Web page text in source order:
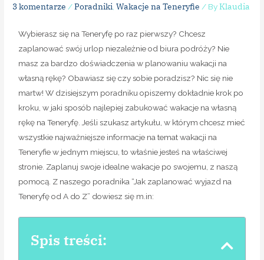
3 komentarze /Poradniki ,Wakacje na Teneryfie / ByKlaudia
Wybierasz się na Teneryfę po raz pierwszy? Chcesz
zaplanować swój urlop niezależnie od biura podróży? Nie
masz za bardzo doświadczenia w planowaniu wakacji na
własną rękę? Obawiasz się czy sobie poradzisz? Nic się nie
martw! W dzisiejszym poradniku opiszemy dokładnie krok po
kroku, w jaki sposób najlepiej zabukować wakacje na własną
rękę na Teneryfę. Jeśli szukasz artykułu, w którym chcesz mieć
wszystkie najważniejsze informacje na temat wakacji na
Teneryfie w jednym miejscu, to właśnie jesteś na właściwej
stronie. Zaplanuj swoje idealne wakacje po swojemu, z naszą
pomocą. Z naszego poradnika “Jak zaplanować wyjazd na
Teneryfę od A do Z” dowiesz się m.in:
Spis treści: